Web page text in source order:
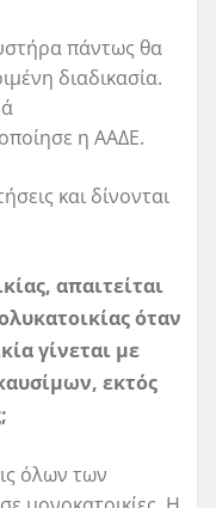
πάντως θα
διαδικασία.
η ΑΑΔΕ.
και δίνονται
απαιτείται
όταν
γίνεται με
εκτός
όλων των